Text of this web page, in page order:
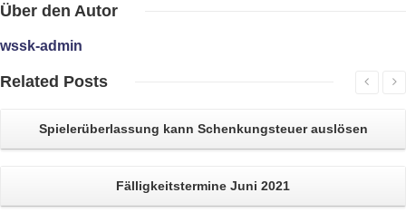
Über den Autor
wssk-admin
Related Posts
Spielerüberlassung kann Schenkungsteuerauslösen
Fälligkeitstermine Juni 2021